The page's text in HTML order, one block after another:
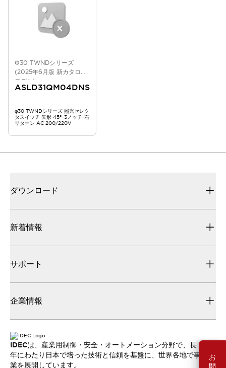
Φ30 TWNDシリーズ
(2025年6月版 新カタログ
モデル)
ASLD31QM04DNS
φ30 TWNDシリーズ 照光セレク
タスイッチ 矢形 45°-3ノッチ-右
リターン AC 200/220V
ダウンロード
新着情報
サポート
企業情報
IDECは、産業用制御・安全・オートメーション分野で、長
年にわたり日本で培った技術と信頼を基盤に、世界各地で事
業を展開しています。